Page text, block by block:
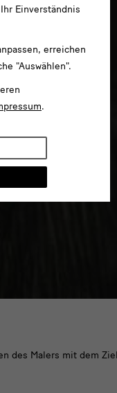
des Malers mit dem
Einverständnis
erreichen
"Auswählen".
.